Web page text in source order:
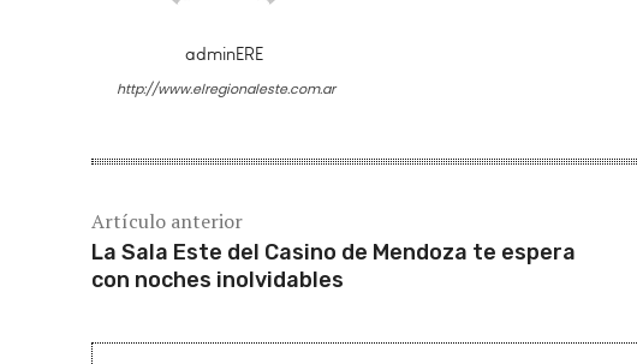
adminERE
http://www.elregionaleste.com.ar
Artículo anterior
La Sala Este del Casino de Mendoza te espera
con noches inolvidables